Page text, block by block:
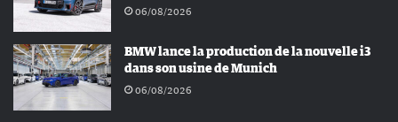
06/08/2026
BMW lance la production de la nouvelle i3
dans son usine de Munich
06/08/2026